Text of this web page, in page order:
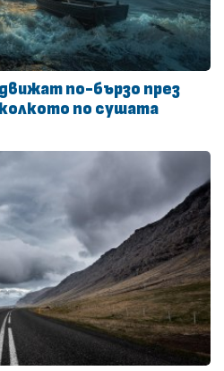
по-бързо през
по сушата